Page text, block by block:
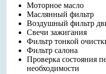
Моторное масло
Маслянный фильтр
Воздушный фильтр
Свечи зажигания
Фильтр тонкой
Фильтр салона
Проверка состояния
необходимости